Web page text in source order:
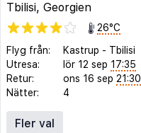
Tbilisi, Georgien
26°C
Flyg från:
Kastrup - Tbilisi
Utresa:
lör 12 sep 17:35
Retur:
ons 16 sep 21:30
Nätter:
4
Fler val